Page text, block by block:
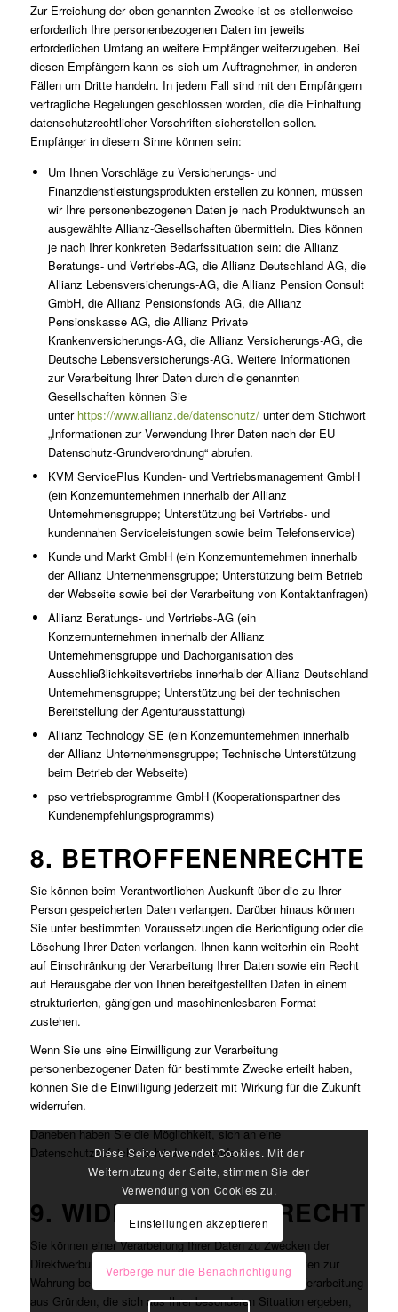
Zur Erreichung der oben genannten Zwecke ist es stellenweise
erforderlich Ihre personenbezogenen Daten im jeweils
erforderlichen Umfang an weitere Empfänger weiterzugeben. Bei
diesen Empfängern kann es sich um Auftragnehmer, in anderen
Fällen um Dritte handeln. In jedem Fall sind mit den Empfängern
vertragliche Regelungen geschlossen worden, die die Einhaltung
datenschutzrechtlicher Vorschriften sicherstellen sollen.
Empfänger in diesem Sinne können sein:
Um Ihnen Vorschläge zu Versicherungs- und
Finanzdienstleistungsprodukten erstellen zu können, müssen
wir Ihre personenbezogenen Daten je nach Produktwunsch an
ausgewählte Allianz-Gesellschaften übermitteln. Dies können
je nach Ihrer konkreten Bedarfssituation sein: die Allianz
Beratungs- und Vertriebs-AG, die Allianz Deutschland AG, die
Allianz Lebensversicherungs-AG, die Allianz Pension Consult
GmbH, die Allianz Pensionsfonds AG, die Allianz
Pensionskasse AG, die Allianz Private
Krankenversicherungs-AG, die Allianz Versicherungs-AG, die
Deutsche Lebensversicherungs-AG. Weitere Informationen
zur Verarbeitung Ihrer Daten durch die genannten
Gesellschaften können Sie
unter https://www.allianz.de/datenschutz/unter dem Stichwort
„Informationen zur Verwendung Ihrer Daten nach der EU
Datenschutz-Grundverordnung“ abrufen.
KVM ServicePlus Kunden- und Vertriebsmanagement GmbH
(ein Konzernunternehmen innerhalb der Allianz
Unternehmensgruppe; Unterstützung bei Vertriebs- und
kundennahen Serviceleistungen sowie beim Telefonservice)
Kunde und Markt GmbH (ein Konzernunternehmen innerhalb
der Allianz Unternehmensgruppe; Unterstützung beim Betrieb
der Webseite sowie bei der Verarbeitung von Kontaktanfragen)
Allianz Beratungs- und Vertriebs-AG (ein
Konzernunternehmen innerhalb der Allianz
Unternehmensgruppe und Dachorganisation des
Ausschließlichkeitsvertriebs innerhalb der Allianz Deutschland
Unternehmensgruppe; Unterstützung bei der technischen
Bereitstellung der Agenturausstattung)
Allianz Technology SE (ein Konzernunternehmen innerhalb
der Allianz Unternehmensgruppe; Technische Unterstützung
beim Betrieb der Webseite)
pso vertriebsprogramme GmbH (Kooperationspartner des
Kundenempfehlungsprogramms)
8. BETROFFENENRECHTE
Sie können beim Verantwortlichen Auskunft über die zu Ihrer
Person gespeicherten Daten verlangen. Darüber hinaus können
Sie unter bestimmten Voraussetzungen die Berichtigung oder die
Löschung Ihrer Daten verlangen. Ihnen kann weiterhin ein Recht
auf Einschränkung der Verarbeitung Ihrer Daten sowie ein Recht
auf Herausgabe der von Ihnen bereitgestellten Daten in einem
strukturierten, gängigen und maschinenlesbaren Format
zustehen.
Wenn Sie uns eine Einwilligung zur Verarbeitung
personenbezogener Daten für bestimmte Zwecke erteilt haben,
können Sie die Einwilligung jederzeit mit Wirkung für die Zukunft
widerrufen.
Daneben haben Sie die Möglichkeit, sich an eine
Datenschutzaufsichtsbehörde zu wenden.
9. WIDERSPRUCHSRECHT
Sie können einer Verarbeitung Ihrer Daten zu Zwecken der
Direktwerbung widersprechen. Verarbeiten wir Ihre Daten zur
Wahrung berechtigter Interessen, können Sie dieser Verarbeitung
aus Gründen, die sich aus Ihrer besonderen Situation ergeben,
Diese Seite verwendet Cookies. Mit der
Weiternutzung der Seite, stimmen Sie der
Verwendung von Cookies zu.
Einstellungen akzeptieren
Verberge nur die Benachrichtigung